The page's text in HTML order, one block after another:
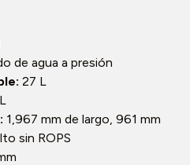
de agua a presión
27 L
1,967 mm de largo, 961 mm
sin ROPS